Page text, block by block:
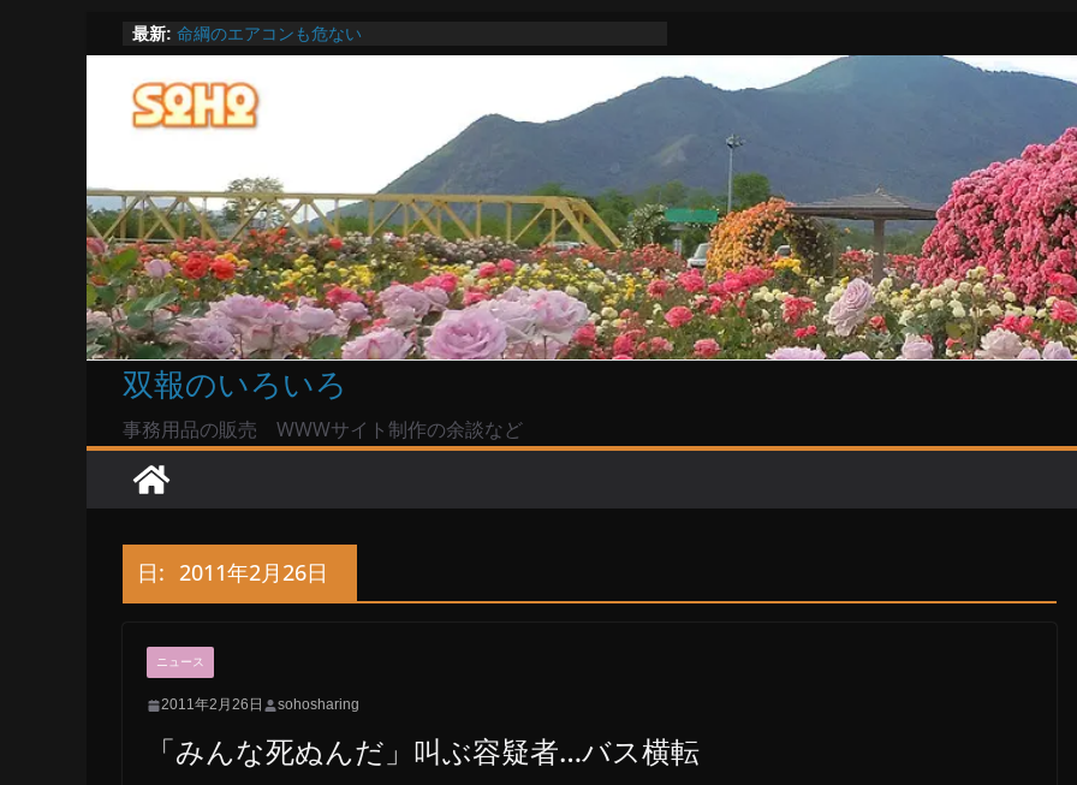
ン
へ
ス
キ
ッ
プ
最新: い」で良いのか
お盆は関東・東北で平年より低い気温に お盆明けはまた暑い
Windowsユーザーは公共の共有Wi-Fiは使うな?
高市首相とは隙間風が吹く鈴木憲和農水相
双報のいろいろ
事務用品の販売 WWWサイト制作の余談など
日: 2011年2月26日
ニュース
2011年2月26日 sohosharing
「みんな死ぬんだ」叫ぶ容疑者…バス横転